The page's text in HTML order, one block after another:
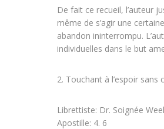
De fait ce recueil, l’auteur
même de s’agir une
abandon ininterrompu.
individuelles dans le but
2. Touchant à l’espoir
Librettiste: Dr. Soignée
Apostille: 4. 6